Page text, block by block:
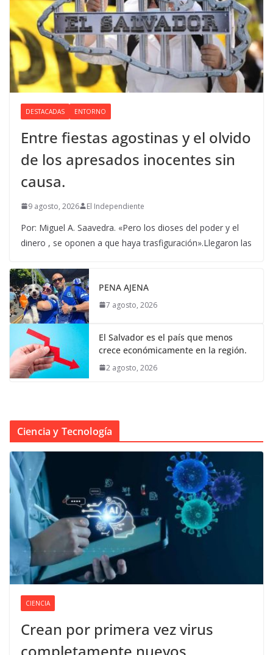
DESTACADAS ENTORNO
Entre fiestas agostinas y el olvido
de los apresados inocentes sin
causa.
9 agosto, 2026 El Independiente
Por: Miguel A. Saavedra. «Pero los dioses del poder y el
dinero , se oponen a que haya trasfiguración».Llegaron las
PENA AJENA
7 agosto, 2026
El Salvador es el país que menos
crece económicamente en la región.
2 agosto, 2026
Ciencia y Tecnología
CIENCIA
Crean por primera vez virus